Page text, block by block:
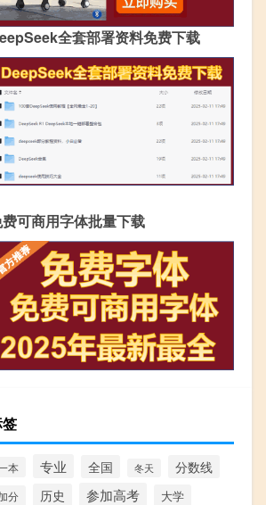
全套部署资料免费下载
可商用字体批量下载
本 专业 全国 冬天 分数线
分 历史 参加高考 大学